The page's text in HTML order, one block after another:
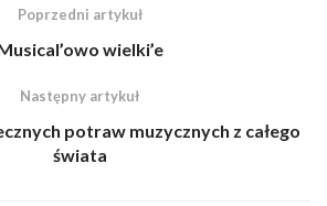
Poprzedni artykuł
wielki’e
Następny artykuł
potraw muzycznych z całego
świata